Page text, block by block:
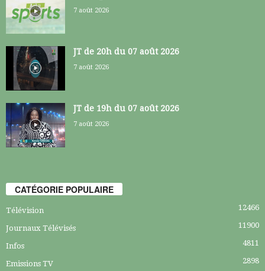
7 août 2026
JT de 20h du 07 août 2026
7 août 2026
JT de 19h du 07 août 2026
7 août 2026
CATÉGORIE POPULAIRE
Télévision 12466
Journaux Télévisés 11900
Infos 4811
Emissions TV 2898